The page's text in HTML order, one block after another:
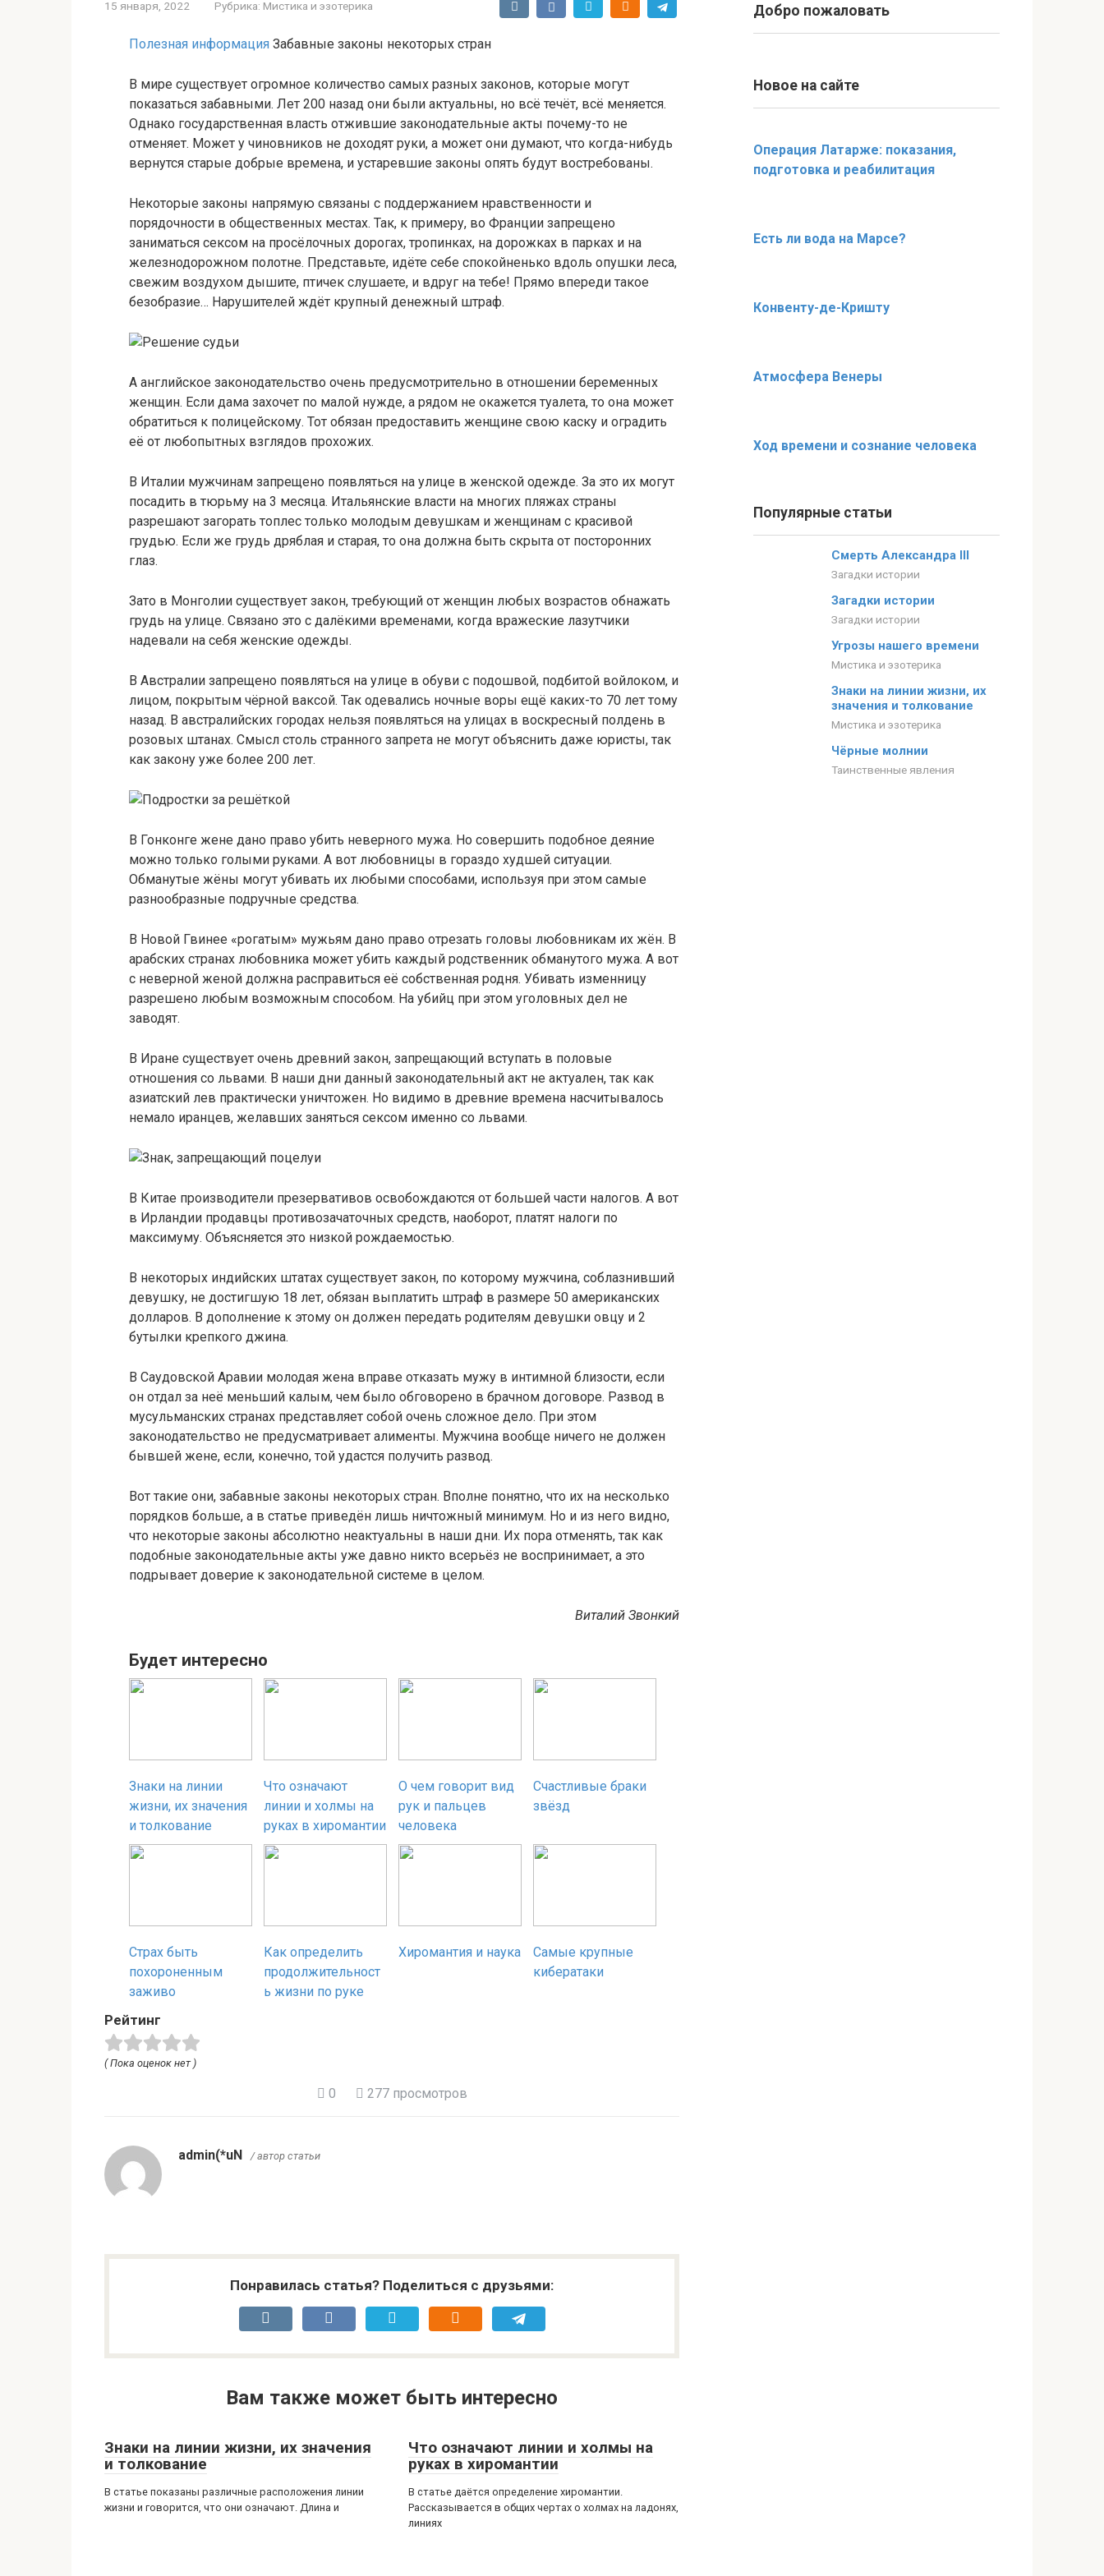
15 января, 2022 Рубрика: Мистика и эзотерика
Полезная информация Забавные законы некоторых стран
В мире существует огромное количество самых разных законов, которые могут
показаться забавными. Лет 200 назад они были актуальны, но всё течёт, всё меняется.
Однако государственная власть отжившие законодательные акты почему-то не
отменяет. Может у чиновников не доходят руки, а может они думают, что когда-нибудь
вернутся старые добрые времена, и устаревшие законы опять будут востребованы.
Некоторые законы напрямую связаны с поддержанием нравственности и
порядочности в общественных местах. Так, к примеру, во Франции запрещено
заниматься сексом на просёлочных дорогах, тропинках, на дорожках в парках и на
железнодорожном полотне. Представьте, идёте себе спокойненько вдоль опушки леса,
свежим воздухом дышите, птичек слушаете, и вдруг на тебе! Прямо впереди такое
безобразие… Нарушителей ждёт крупный денежный штраф.
А английское законодательство очень предусмотрительно в отношении беременных
женщин. Если дама захочет по малой нужде, а рядом не окажется туалета, то она может
обратиться к полицейскому. Тот обязан предоставить женщине свою каску и оградить
её от любопытных взглядов прохожих.
В Италии мужчинам запрещено появляться на улице в женской одежде. За это их могут
посадить в тюрьму на 3 месяца. Итальянские власти на многих пляжах страны
разрешают загорать топлес только молодым девушкам и женщинам с красивой
грудью. Если же грудь дряблая и старая, то она должна быть скрыта от посторонних
глаз.
Зато в Монголии существует закон, требующий от женщин любых возрастов обнажать
грудь на улице. Связано это с далёкими временами, когда вражеские лазутчики
надевали на себя женские одежды.
В Австралии запрещено появляться на улице в обуви с подошвой, подбитой войлоком, и
лицом, покрытым чёрной ваксой. Так одевались ночные воры ещё каких-то 70 лет тому
назад. В австралийских городах нельзя появляться на улицах в воскресный полдень в
розовых штанах. Смысл столь странного запрета не могут объяснить даже юристы, так
как закону уже более 200 лет.
В Гонконге жене дано право убить неверного мужа. Но совершить подобное деяние
можно только голыми руками. А вот любовницы в гораздо худшей ситуации.
Обманутые жёны могут убивать их любыми способами, используя при этом самые
разнообразные подручные средства.
В Новой Гвинее «рогатым» мужьям дано право отрезать головы любовникам их жён. В
арабских странах любовника может убить каждый родственник обманутого мужа. А вот
с неверной женой должна расправиться её собственная родня. Убивать изменницу
разрешено любым возможным способом. На убийц при этом уголовных дел не
заводят.
В Иране существует очень древний закон, запрещающий вступать в половые
отношения со львами. В наши дни данный законодательный акт не актуален, так как
азиатский лев практически уничтожен. Но видимо в древние времена насчитывалось
немало иранцев, желавших заняться сексом именно со львами.
В Китае производители презервативов освобождаются от большей части налогов. А вот
в Ирландии продавцы противозачаточных средств, наоборот, платят налоги по
максимуму. Объясняется это низкой рождаемостью.
В некоторых индийских штатах существует закон, по которому мужчина, соблазнивший
девушку, не достигшую 18 лет, обязан выплатить штраф в размере 50 американских
долларов. В дополнение к этому он должен передать родителям девушки овцу и 2
бутылки крепкого джина.
В Саудовской Аравии молодая жена вправе отказать мужу в интимной близости, если
он отдал за неё меньший калым, чем было обговорено в брачном договоре. Развод в
мусульманских странах представляет собой очень сложное дело. При этом
законодательство не предусматривает алименты. Мужчина вообще ничего не должен
бывшей жене, если, конечно, той удастся получить развод.
Вот такие они, забавные законы некоторых стран. Вполне понятно, что их на несколько
порядков больше, а в статье приведён лишь ничтожный минимум. Но и из него видно,
что некоторые законы абсолютно неактуальны в наши дни. Их пора отменять, так как
подобные законодательные акты уже давно никто всерьёз не воспринимает, а это
подрывает доверие к законодательной системе в целом.
Виталий Звонкий
Будет интересно
Знаки на линии
жизни, их значения
и толкование
Что означают
линии и холмы на
руках в хиромантии
О чем говорит вид
рук и пальцев
человека
Счастливые браки
звёзд
Страх быть
похороненным
заживо
Как определить
продолжительност
ь жизни по руке
Хиромантия и наука
Самые крупные
кибератаки
Рейтинг
( Пока оценок нет )
0 277 просмотров
admin(*uN / автор статьи
Понравилась статья? Поделиться с друзьями:
Вам также может быть интересно
Знаки на линии жизни, их значения
и толкование
В статье показаны различные расположения линии
жизни и говорится, что они означают. Длина и
Что означают линии и холмы на
руках в хиромантии
В статье даётся определение хиромантии.
Рассказывается в общих чертах о холмах на ладонях,
линиях
Добро пожаловать
Новое на сайте
Операция Латарже: показания,
подготовка и реабилитация
Есть ли вода на Марсе?
Конвенту-де-Кришту
Атмосфера Венеры
Ход времени и сознание человека
Популярные статьи
Смерть Александра III
Загадки истории
Загадки истории
Загадки истории
Угрозы нашего времени
Мистика и эзотерика
Знаки на линии жизни, их
значения и толкование
Мистика и эзотерика
Чёрные молнии
Таинственные явления